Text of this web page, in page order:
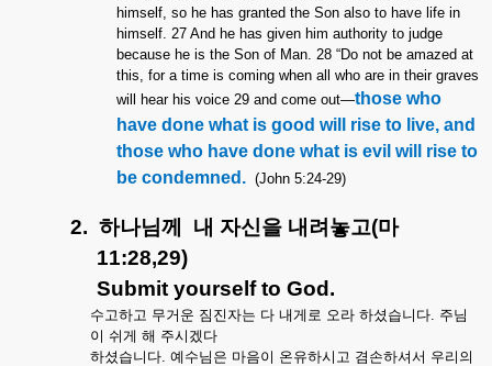
himself, so he has granted the Son also to have life in
himself. 27 And he has given him authority to judge
because he is the Son of Man. 28 “Do not be amazed at
this, for a time is coming when all who are in their graves
will hear his voice 29 and come out—those who
have done what is good will rise to live, and
those who have done what is evil will rise to
be condemned. (John 5:24-29)
2. 하나님께 내 자신을 내려놓고(마
11:28,29)
Submit yourself to God.
수고하고 무거운 짐진자는 다 내게로 오라 하셨습니다. 주님
이 쉬게 해 주시겠다
하셨습니다. 예수님은 마음이 온유하시고 겸손하셔서 우리의